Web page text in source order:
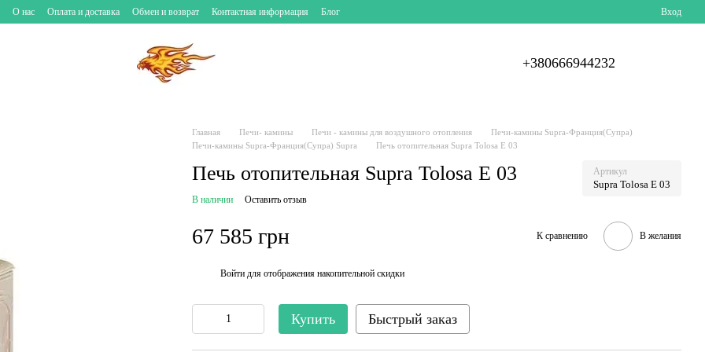
О нас Оплата и доставка Обмен и возврат Контактная информация Блог Вход
+380666944232
Главная Печи- камины Печи - камины для воздушного отопления
Печи-камины Supra-Франция(Супра)
Печи-камины Supra-Франция(Супра) Supra
Печь отопительная Supra Tolosa E 03
Печь отопительная Supra Tolosa E 03 Артикул
Supra Tolosa E 03
В наличии Оставить отзыв
67 585 грн К сравнению В желания
Войти для отображения накопительной скидки
Купить Быстрый заказ